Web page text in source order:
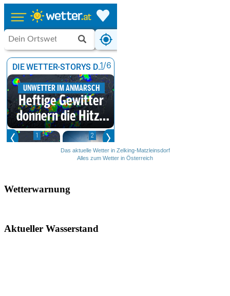
Das aktuelle Wetter in Zelking-Matzleinsdorf
Alles zum Wetter in Österreich
Wetterwarnung
Aktueller Wasserstand